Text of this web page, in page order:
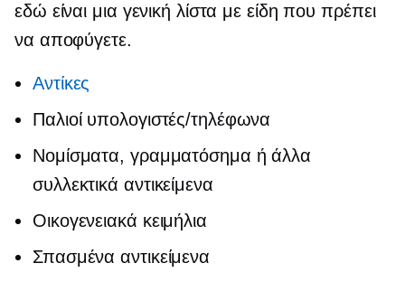
εδώ είναι μια γενική λίστα με είδη που πρέπει
να αποφύγετε.
Αντίκες
Παλιοί υπολογιστές/τηλέφωνα
Νομίσματα, γραμματόσημα ή άλλα
συλλεκτικά αντικείμενα
Οικογενειακά κειμήλια
Σπασμένα αντικείμενα